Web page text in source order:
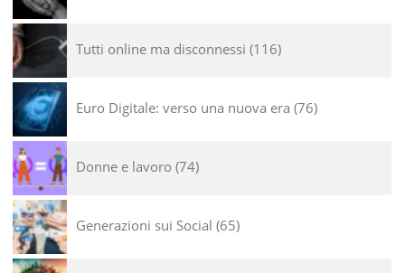
Tutti online ma disconnessi 116
Euro Digitale: verso una nuova era 76
Donne e lavoro 74
Generazioni sui Social 65